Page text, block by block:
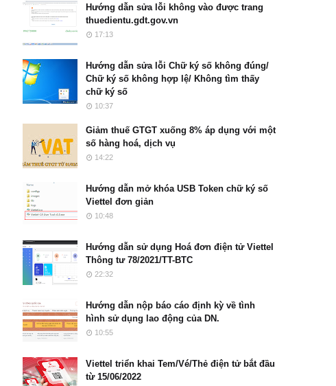
Hướng dẫn sửa lỗi không vào được trang
thuedientu.gdt.gov.vn
17:13
Hướng dẫn sửa lỗi Chữ ký số không đúng/
Chữ ký số không hợp lệ/ Không tìm thấy
chữ ký số
10:37
Giảm thuế GTGT xuống 8% áp dụng với một
số hàng hoá, dịch vụ
14:22
Hướng dẫn mở khóa USB Token chữ ký số
Viettel đơn giản
10:48
Hướng dẫn sử dụng Hoá đơn điện tử Viettel
Thông tư 78/2021/TT-BTC
22:32
Hướng dẫn nộp báo cáo định kỳ về tình
hình sử dụng lao động của DN.
10:55
Viettel triển khai Tem/Vé/Thẻ điện tử bắt đầu
từ 15/06/2022